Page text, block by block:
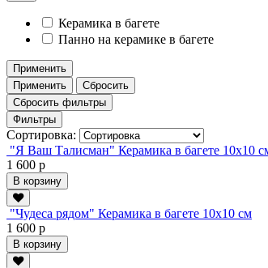
Керамика в багете
Панно на керамике в багете
Применить
Применить
Сбросить
Сбросить фильтры
Фильтры
Сортировка:
"Я Ваш Талисман" Керамика в багете 10х10
1 600 р
В корзину
"Чудеса рядом" Керамика в багете 10х10 см
1 600 р
В корзину